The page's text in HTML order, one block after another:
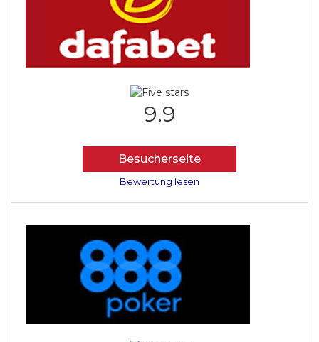
9.9
Besucherseite
Bewertung lesen